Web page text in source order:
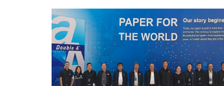
เพียงพอ เพื่อไม่ให้กระทบต่อผู้ใช้กระดาษทั้งด้านราคา
และปริมาณ